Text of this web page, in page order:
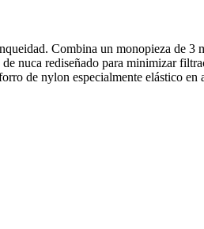
Combina un monopieza de 3
nuca rediseñado para minimizar
de nylon especialmente elástico en